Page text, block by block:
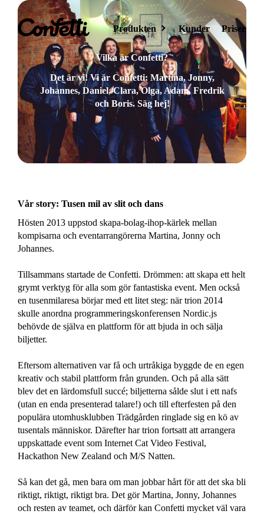
Produkten
Eventsida
Skapa din
eventsida
AI
Eventhubb
Samla dina event
CRM
Samla och hantera
alla dina gäster
Formulär
Skapa formulär
och mejl
event?
Kunder Priser
Vilka är Confetti?
Det är vi! Vi är Confetti: Martina, Jonny,
Johannes, Daniel, Clara, Olga, Adam, Fredrik
och Boris. Säg hej!
Vår story: Tusen mil av slit och dans
Hösten 2013 uppstod skapa-bolag-ihop-kärlek mellan
kompisarna och eventarrangörerna Martina, Jonny och
Johannes.
Tillsammans startade de Confetti. Drömmen: att skapa ett helt
grymt verktyg för alla som gör fantastiska event. Men också
en tusenmilaresa börjar med ett litet steg: när trion 2014
skulle anordna programmeringskonferensen Nordic.js
behövde de själva en plattform för att bjuda in och sälja
biljetter.
Eftersom alternativen var få och urtråkiga byggde de en egen
kreativ och stabil plattform från grunden. Och på alla sätt
blev det en lärdomsfull succé; biljetterna sålde slut i ett nafs
(utan en enda presenterad talare!) och till efterfesten på den
populära utomhusklubben Trädgården ringlade sig en kö av
tusentals människor. Därefter har trion fortsatt att arrangera
uppskattade event som Internet Cat Video Festival,
Hackathon New Zealand och M/S Natten.
Så kan det gå, men bara om man jobbar hårt för att det ska bli
riktigt, riktigt, riktigt bra. Det gör Martina, Jonny, Johannes
och resten av teamet, och därför kan Confetti mycket väl vara